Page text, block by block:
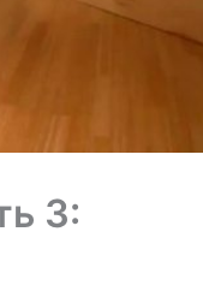
3: